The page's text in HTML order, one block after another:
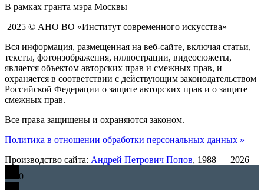
В рамках гранта мэра Москвы
2025 © АНО ВО «Институт современного искусства»
Вся информация, размещенная на веб-сайте, включая статьи,
тексты, фотоизображения, иллюстрации, видеосюжеты,
является объектом авторских прав и смежных прав, и
охраняется в соответствии с действующим законодательством
Российской Федерации о защите авторских прав и о защите
смежных прав.
Все права защищены и охраняются законом.
Политика в отношении обработки персональных данных »
Производство сайта: Андрей Петрович Попов, 1988 — 2026
0